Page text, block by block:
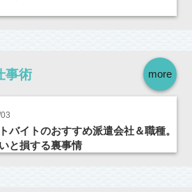
more
事術
バイトのおすすめ派遣会社＆職種。
と損する裏事情